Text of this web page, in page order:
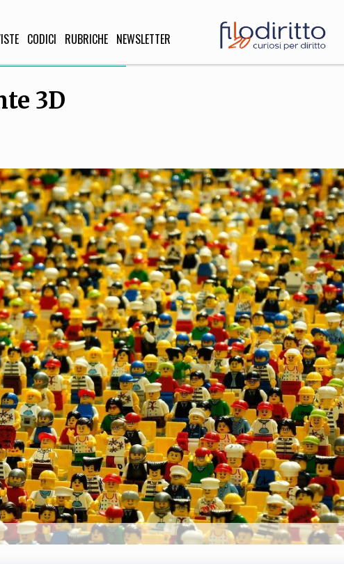
CODICI RUBRICHE NEWSLETTER
SOCIETÀ
STORIA E FILOSOFIA
Scienze storiche,
umanistiche, Religione
INNOVAZIONE
Scienze informatiche,
Architettura,
TEAM
FILODIRITTO REDAZIONE COMITATO SCIENTIFICO AUTORI CURATORI
EXTRA
CODICI RUBRICHE LIBRI PROCEEDINGS
SOCIAL MEDIA
3D